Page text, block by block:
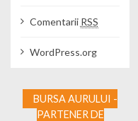
Comentarii RSS
WordPress.org
BURSA AURULUI -
PARTENER DE